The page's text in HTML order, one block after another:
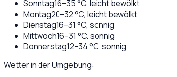
Sonntag16–35°C, leicht bewölkt
Montag20–32°C, leicht bewölkt
Dienstag16–31 °C, sonnig
Mittwoch16–31 °C, sonnig
Donnerstag12–34°C, sonnig
Wetter in der Umgebung: